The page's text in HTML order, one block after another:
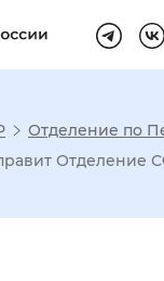
Отделение по
Отделение